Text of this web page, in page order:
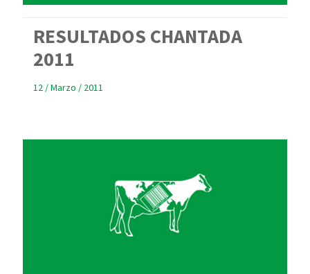
RESULTADOS CHANTADA
2011
12 / Marzo / 2011